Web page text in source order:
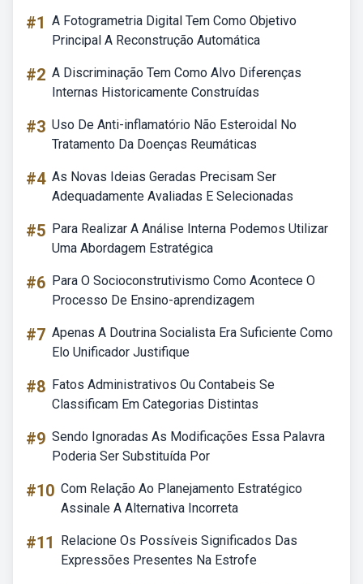
#1 A Fotogrametria Digital Tem Como Objetivo
Principal A Reconstrução Automática
#2 A Discriminação Tem Como Alvo Diferenças
Internas Historicamente Construídas
#3 Uso De Anti-inflamatório Não Esteroidal No
Tratamento Da Doenças Reumáticas
#4 As Novas Ideias Geradas Precisam Ser
Adequadamente Avaliadas E Selecionadas
#5 Para Realizar A Análise Interna Podemos Utilizar
Uma Abordagem Estratégica
#6 Para O Socioconstrutivismo Como Acontece O
Processo De Ensino-aprendizagem
#7 Apenas A Doutrina Socialista Era Suficiente Como
Elo Unificador Justifique
#8 Fatos Administrativos Ou Contabeis Se
Classificam Em Categorias Distintas
#9 Sendo Ignoradas As Modificações Essa Palavra
Poderia Ser Substituída Por
#10 Com Relação Ao Planejamento Estratégico
Assinale A Alternativa Incorreta
#11
Relacione Os Possíveis Significados Das
Expressões Presentes Na Estrofe